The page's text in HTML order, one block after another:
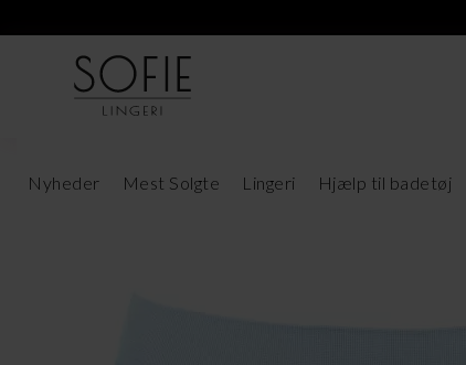
Nyheder Mest Solgte Lingeri Hjælp til badetøj